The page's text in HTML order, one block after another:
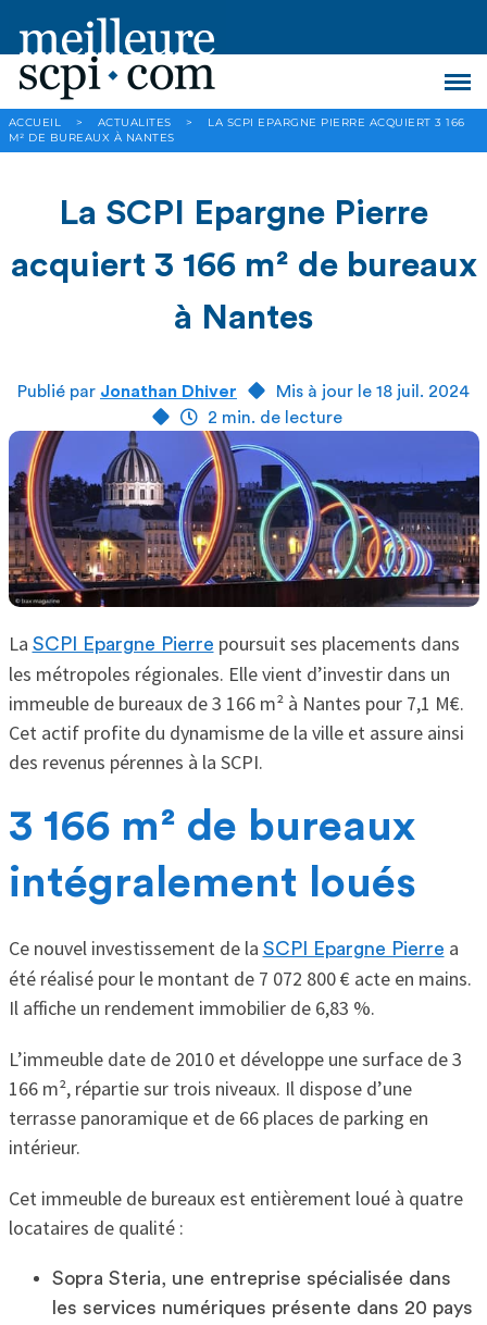
ACCUEIL > ACTUALITES >
LA SCPI EPARGNE PIERRE ACQUIERT 3 166
M² DE BUREAUX À NANTES
La SCPI Epargne Pierre
acquiert 3 166 m² de bureaux
à Nantes
Publié par Jonathan Dhiver
Mis à jour le 18 juil. 2024
2 min. de lecture
La SCPI Epargne Pierre poursuit ses placements dans
les métropoles régionales. Elle vient d’investir dans un
immeuble de bureaux de 3 166 m² à Nantes pour 7,1 M€.
Cet actif profite du dynamisme de la ville et assure ainsi
des revenus pérennes à la SCPI.
3 166 m² de bureaux
intégralement loués
Ce nouvel investissement de la SCPI Epargne Pierre a
été réalisé pour le montant de 7 072 800 € acte en mains.
Il affiche un rendement immobilier de 6,83 %.
L’immeuble date de 2010 et développe une surface de 3
166 m², répartie sur trois niveaux. Il dispose d’une
terrasse panoramique et de 66 places de parking en
intérieur.
Cet immeuble de bureaux est entièrement loué à quatre
locataires de qualité :
Sopra Steria, une entreprise spécialisée dans
les services numériques présente dans 20 pays